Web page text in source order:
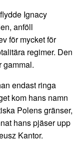
Ignacy
anföll
för mycket för
regimer. Den
gammal.
endast ringa
kom hans namn
Polens gränser,
hans pjäser upp
Kantor.